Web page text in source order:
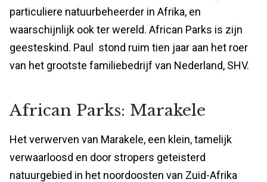
particuliere natuurbeheerder in Afrika, en
waarschijnlijk ook ter wereld. African Parks is zijn
geesteskind. Paul stond ruim tien jaar aan het roer
van het grootste familiebedrijf van Nederland, SHV.
African Parks: Marakele
Het verwerven van Marakele, een klein, tamelijk
verwaarloosd en door stropers geteisterd
natuurgebied in het noordoosten van Zuid-Afrika